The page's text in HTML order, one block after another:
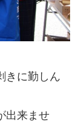
きに勤しん
出来ませ